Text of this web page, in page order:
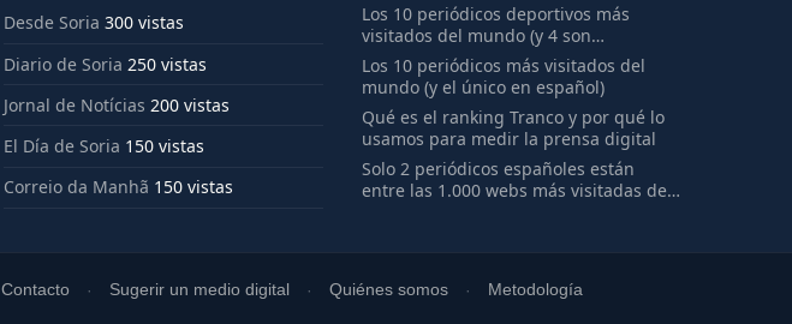
Desde Soria 300 vistas
Diario de Soria 250 vistas
Jornal de Notícias 200 vistas
El Día de Soria 150 vistas
Correio da Manhã 150 vistas
Los 10 periódicos deportivos más
visitados del mundo (y 4 son
españoles)
Los 10 periódicos más visitados del
mundo (y el único en español)
Qué es el ranking Tranco y por qué lo
usamos para medir la prensa digital
Solo 2 periódicos españoles están
entre las 1.000 webs más visitadas del
Contacto Sugerir un medio digital Quiénes somos Metodología